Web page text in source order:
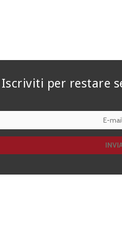
Iscriviti per restare